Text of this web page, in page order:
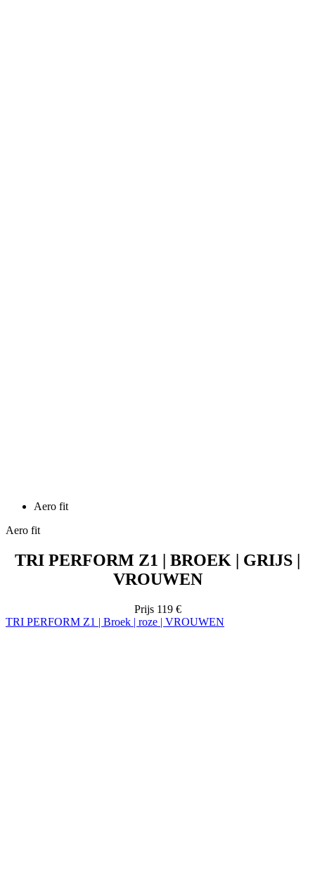
Aero fit
Aero fit
TRI PERFORM Z1 | BROEK | GRIJS |
VROUWEN
Prijs119 €
TRI PERFORM Z1 | Broek | roze | VROUWEN